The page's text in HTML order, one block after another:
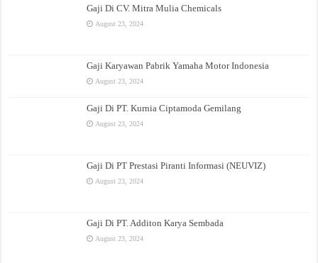
Gaji Di CV. Mitra Mulia Chemicals
August 23, 2024
Gaji Karyawan Pabrik Yamaha Motor Indonesia
August 23, 2024
Gaji Di PT. Kurnia Ciptamoda Gemilang
August 23, 2024
Gaji Di PT Prestasi Piranti Informasi (NEUVIZ)
August 23, 2024
Gaji Di PT. Additon Karya Sembada
August 23, 2024